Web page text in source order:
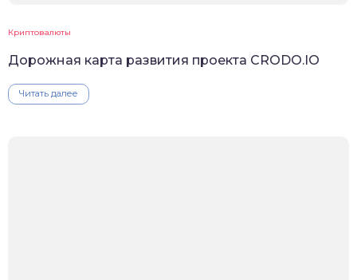
Криптовалюты
Дорожная карта развития проекта CRODO.IO
Читать далее